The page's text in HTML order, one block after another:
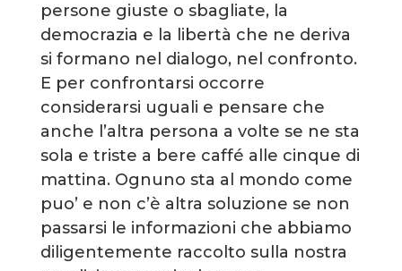
persone giuste o sbagliate, la
democrazia e la libertà che ne deriva
si formano nel dialogo, nel confronto.
E per confrontarsi occorre
considerarsi uguali e pensare che
anche l’altra persona a volte se ne sta
sola e triste a bere caffé alle cinque di
mattina. Ognuno sta al mondo come
puo’ e non c’è altra soluzione se non
passarsi le informazioni che abbiamo
diligentemente raccolto sulla nostra